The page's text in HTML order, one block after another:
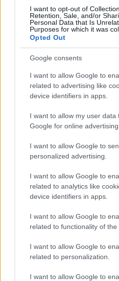
I want to opt-out of
Retention, Sale, and/or
Personal Data that Is
Purposes for which it was
Opted Out
Google consents
I want to allow Google to
related to advertising like
device identifiers in apps.
I want to allow my user data
Google for online
I want to allow Google to
personalized advertising.
I want to allow Google to
related to analytics like
device identifiers in apps.
I want to allow Google to
related to functionality of the
I want to allow Google to
related to personalization.
I want to allow Google to
sinistra ha condotto una
annunciando l’intenzione
contratti di esplorazione e
naturale in nome della
porrà fine
nazione. Intanto, ieri,
statunitense atea e pro
Mazzucato, cheindirizza la
economica propugnata da
per dargli tutto il suo
Il 72 per cento dei
L’Osservatorio cubano dei
denunciato ieri che oltre il
dell’isola vive al di sotto
stato dei diritti sociali a
aver effettuato 1.227
delle 16 province di Cuba,